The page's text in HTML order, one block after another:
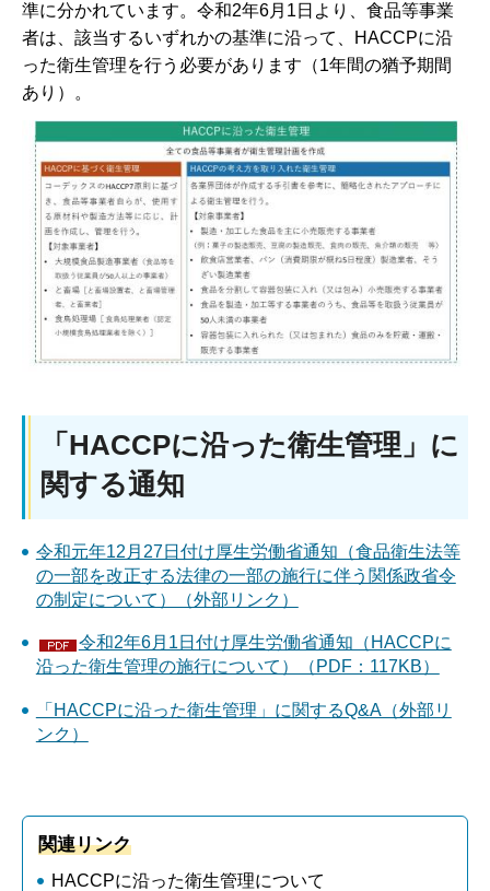
準に分かれています。令和2年6月1日より、食品等事業
者は、該当するいずれかの基準に沿って、HACCPに沿
った衛生管理を行う必要があります（1年間の猶予期間
あり）。
「HACCPに沿った衛生管理」に
関する通知
令和元年12月27日付け厚生労働省通知（食品衛生法等
の一部を改正する法律の一部の施行に伴う関係政省令
の制定について）（外部リンク）
令和2年6月1日付け厚生労働省通知（HACCPに
沿った衛生管理の施行について）（PDF：117KB）
「HACCPに沿った衛生管理」に関するQ&A（外部リ
ンク）
関連リンク
HACCPに沿った衛生管理について